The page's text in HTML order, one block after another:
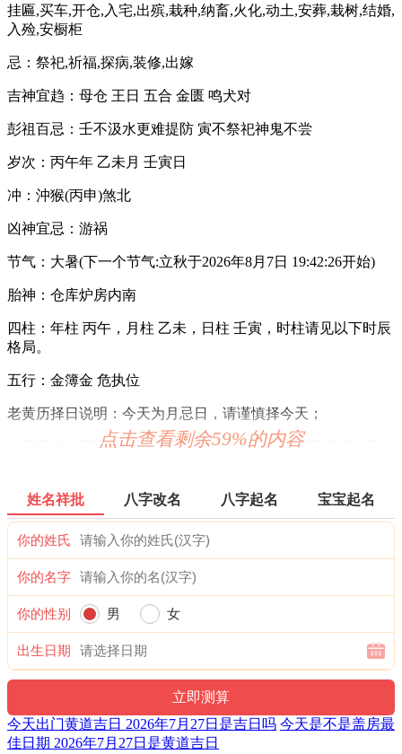
挂匾,买车,开仓,入宅,出殡,栽种,纳畜,火化,动土,安葬,栽树,结婚,
入殓,安橱柜
忌：祭祀,祈福,探病,装修,出嫁
吉神宜趋：母仓 王日 五合 金匮 鸣犬对
彭祖百忌：壬不汲水更难提防 寅不祭祀神鬼不尝
岁次：丙午年 乙未月 壬寅日
冲：沖猴(丙申)煞北
凶神宜忌：游祸
节气：大暑(下一个节气:立秋于2026年8月7日 19:42:26开始)
胎神：仓库炉房内南
四柱：年柱 丙午，月柱 乙未，日柱 壬寅，时柱请见以下时辰
格局。
五行：金簿金 危执位
老黄历择日说明：今天为月忌日，请谨慎择今天；
今天干支为壬寅，生肖属相为猴、猴、蛇、蛇请谨慎择今天。
0时-1时 庚子时：沖马 煞南 时沖庚午 日建 天兵 不遇 金匮
宜：祈福 订婚 嫁娶 开业 安葬
忌：造船 乘船 上樑 盖屋 入殓 赴任 出行
1时-3时 辛丑时： 沖羊 煞东 时沖辛未 贵人 天赦 六合 宝光
宜：祭祀 祈福 酬神 出行 求财 见贵 订婚 嫁娶 修造 安葬 青龙
忌：
3时-5时 壬寅时： 沖猴 煞北 时沖壬申 六戊 白虎 左辅 驿马
宜：赴任 见贵 出行 求财 嫁娶 进人口 移徙 安葬
点击查看剩余59%的内容
姓名祥批 八字改名 八字起名 宝宝起名
你的姓氏
你的名字
你的性别 男 女
出生日期
今天出门黄道吉日 2026年7月27日是吉日吗 今天是不是盖房最
佳日期 2026年7月27日是黄道吉日